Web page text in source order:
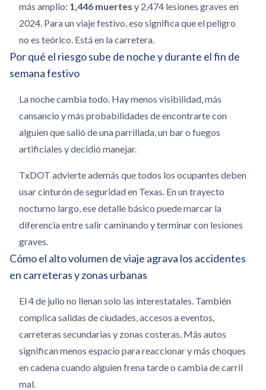
más amplio: 1,446 muertes y 2,474 lesiones graves en
2024. Para un viaje festivo, eso significa que el peligro
no es teórico. Está en la carretera.
Por qué el riesgo sube de noche y durante el fin de
semana festivo
La noche cambia todo. Hay menos visibilidad, más
cansancio y más probabilidades de encontrarte con
alguien que salió de una parrillada, un bar o fuegos
artificiales y decidió manejar.
TxDOT advierte además que todos los ocupantes deben
usar cinturón de seguridad en Texas. En un trayecto
nocturno largo, ese detalle básico puede marcar la
diferencia entre salir caminando y terminar con lesiones
graves.
Cómo el alto volumen de viaje agrava los accidentes
en carreteras y zonas urbanas
El 4 de julio no llenan solo las interestatales. También
complica salidas de ciudades, accesos a eventos,
carreteras secundarias y zonas costeras. Más autos
significan menos espacio para reaccionar y más choques
en cadena cuando alguien frena tarde o cambia de carril
mal.